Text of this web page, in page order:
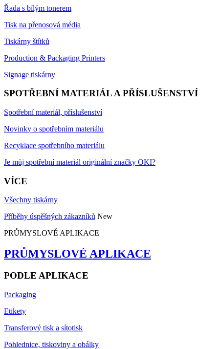
Řada s bílým tonerem
Tisk na přenosová média
Tiskárny štítků
Production & Packaging Printers
Signage tiskárny
SPOTŘEBNÍ MATERIÁL A PŘÍSLUŠENSTVÍ
Spotřební materiál, příslušenství
Novinky o spotřebním materiálu
Recyklace spotřebního materiálu
Je můj spotřební materiál originální značky OKI?
VÍCE
Všechny tiskárny
Příběhy úspěšných zákazníků New
PRŮMYSLOVÉ APLIKACE
PRŮMYSLOVÉ APLIKACE
PODLE APLIKACE
Packaging
Etikety
Transferový tisk a sítotisk
Pohlednice, tiskoviny a obálky